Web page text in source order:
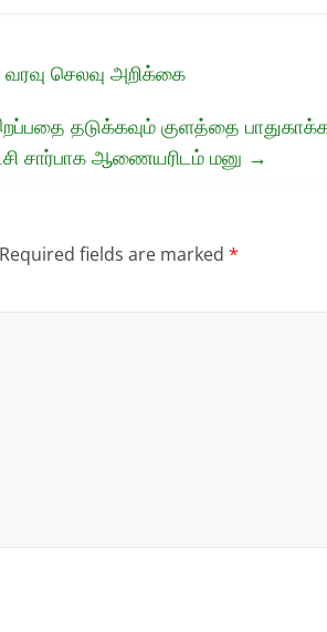
செலவு அறிக்கை
தடுக்கவும் குளத்தை
சார்பாக ஆணையரிடம் மனு →
Required fields are marked *